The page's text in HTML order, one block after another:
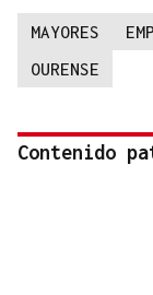
MAYORES
OURENSE
Contenido